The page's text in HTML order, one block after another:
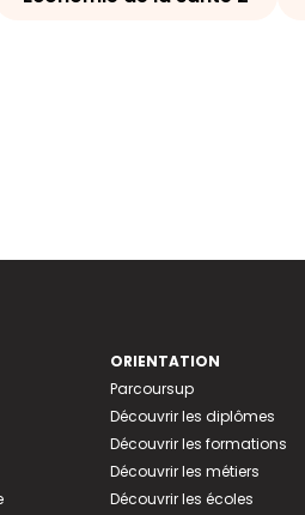
ORIENTATION
Parcoursup
Découvrir les diplômes
Découvrir les formations
Découvrir les métiers
Découvrir les écoles